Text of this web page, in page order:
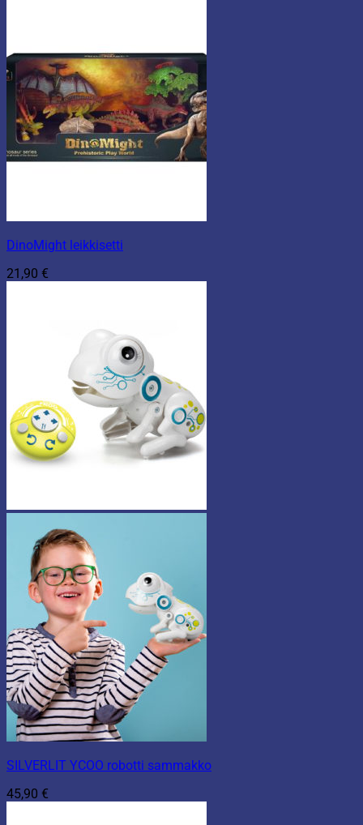
DinoMight leikkisetti
21,90 €
SILVERLIT YCOO robotti sammakko
45,90 €